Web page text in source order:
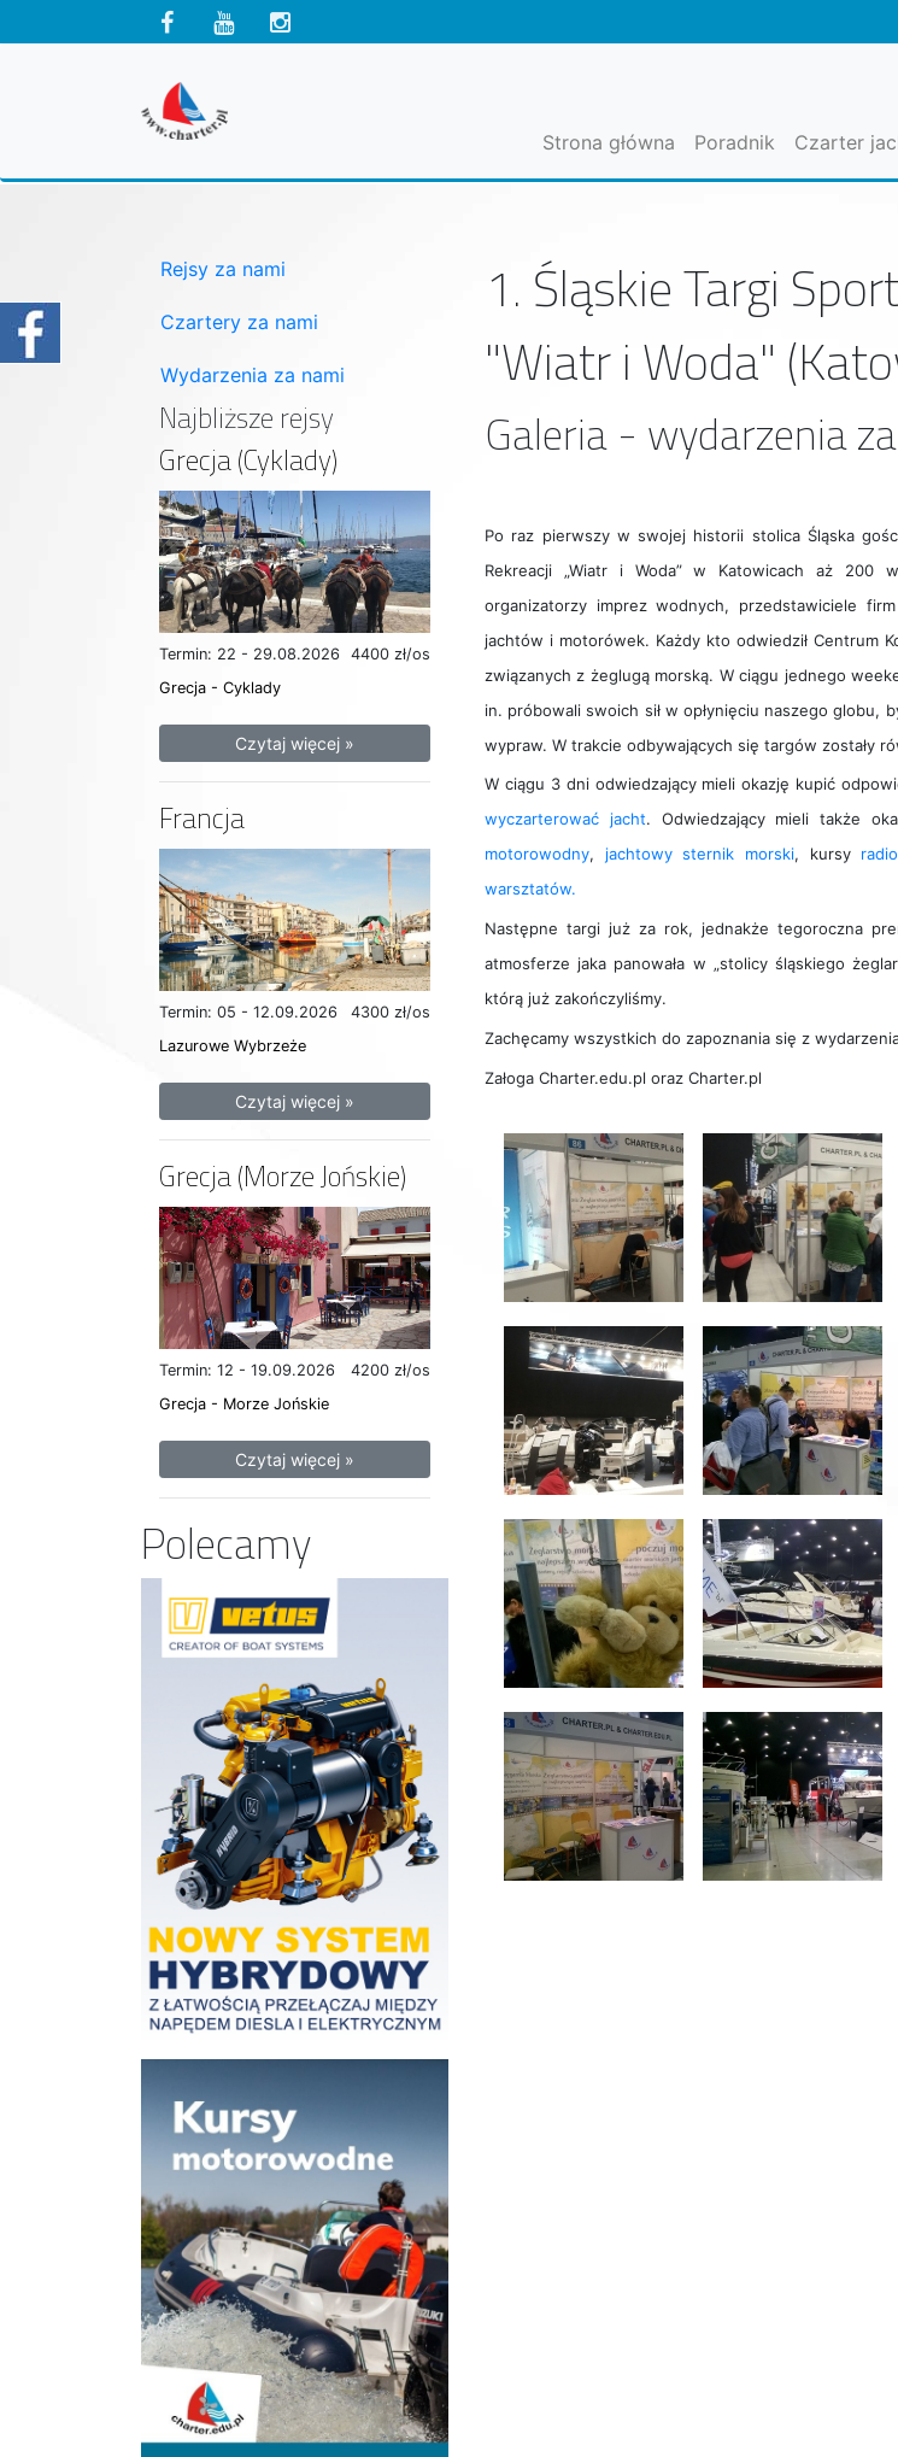
Strona główna Poradnik Czarter
1. Śląskie Targi
"Wiatr i Woda"
Galeria - wydarzenia
Po raz pierwszy w swojej historii stolica Śląska
Rekreacji „Wiatr i Woda” w Katowicach aż 200
organizatorzy imprez wodnych, przedstawiciele
jachtów i motorówek. Każdy kto odwiedził Centrum
związanych z żeglugą morską. W ciągu jednego
in. próbowali swoich sił w opłynięciu naszego
wypraw. W trakcie odbywających się targów zostały
W ciągu 3 dni odwiedzający mieli okazję kupić
wyczarterować jacht. Odwiedzający mieli także
motorowodny, jachtowy sternik morski, kursy
warsztatów.
Następne targi już za rok, jednakże tegoroczna
atmosferze jaka panowała w „stolicy śląskiego
którą już zakończyliśmy.
Zachęcamy wszystkich do zapoznania się z
Załoga Charter.edu.pl oraz Charter.pl
Rejsy za nami
Czartery za nami
Wydarzenia za nami
Najbliższe rejsy
Grecja (Cyklady)
Termin: 22 - 29.08.2026
4400 zł/os
Grecja - Cyklady
Czytaj więcej »
Francja
Termin: 05 - 12.09.2026
4300 zł/os
Lazurowe Wybrzeże
Czytaj więcej »
Grecja (Morze Jońskie)
Termin: 12 - 19.09.2026
4200 zł/os
Grecja - Morze Jońskie
Czytaj więcej »
Polecamy